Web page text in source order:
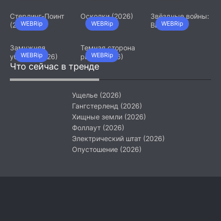
WEBRip
Стерлинг-Поинт
(2026)
WEBRip
Осколки (2026)
WEBRip
Звёздные войны:
Видения.
WEBRip
Замужняя
убийца (2026)
WEBRip
Темная сторона
ринга (2026)
Что сейчас в тренде
Ущелье (2026)
Гангстерленд (2026)
Хищные земли (2026)
Фоллаут (2026)
Электрический штат (2026)
Опустошение (2026)